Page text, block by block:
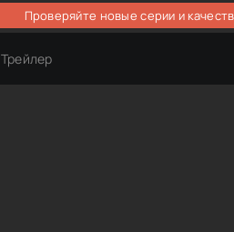
Проверяйте новые серии и
Трейлер